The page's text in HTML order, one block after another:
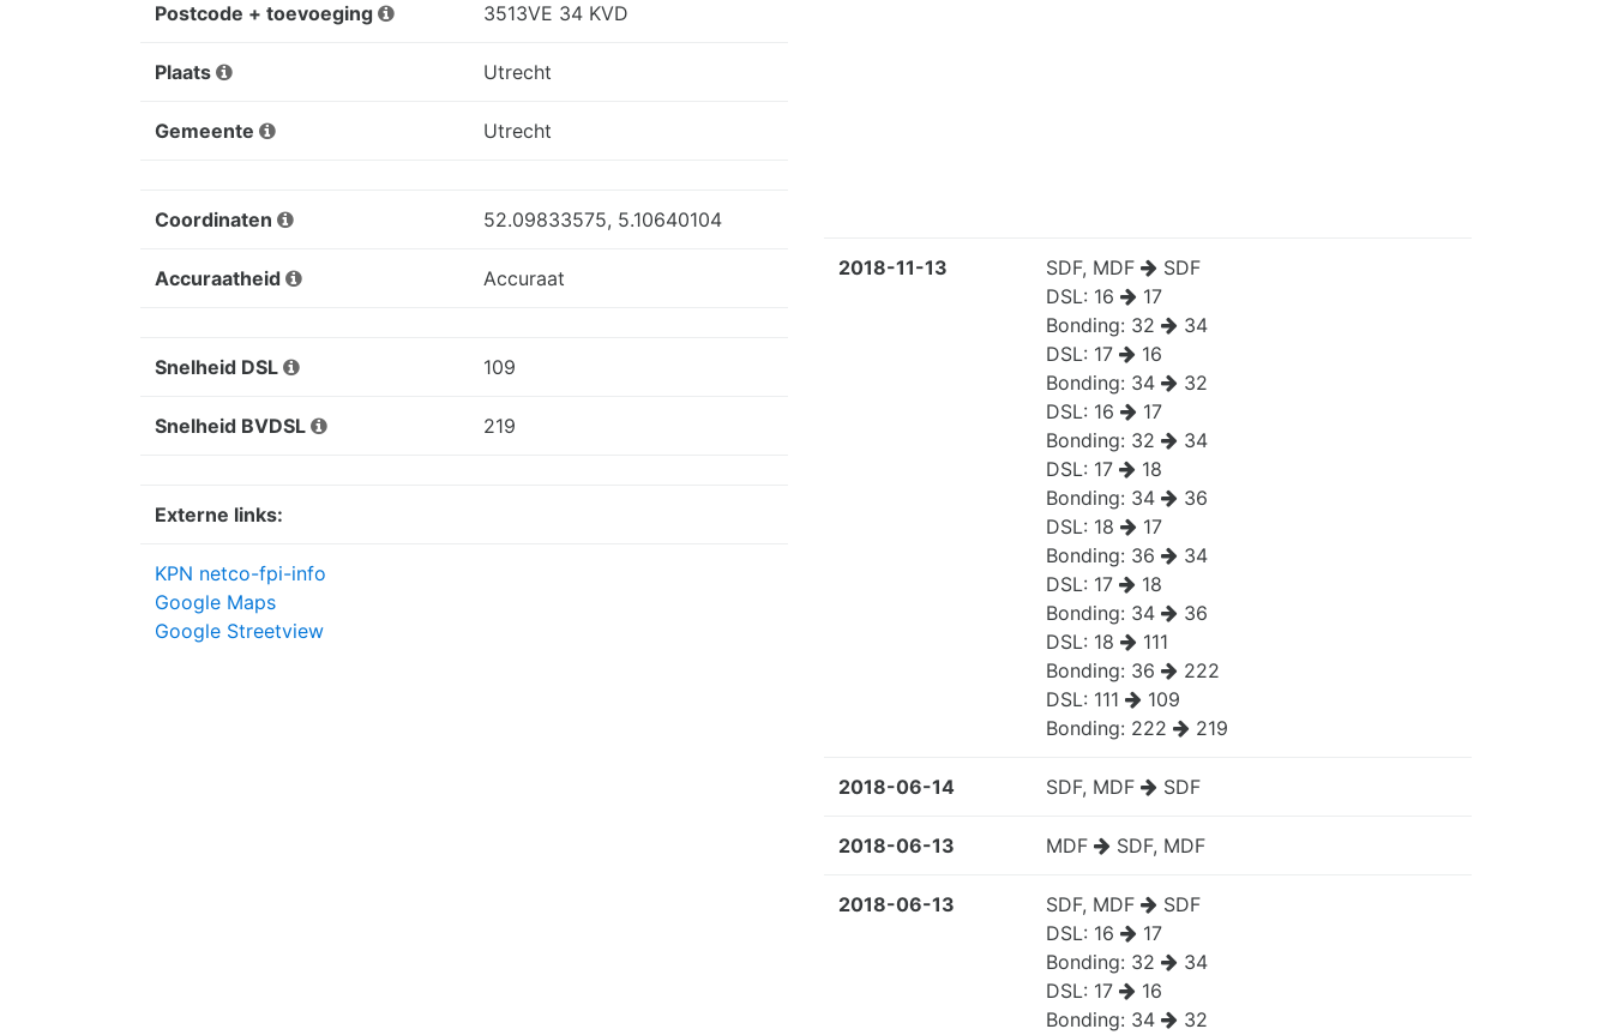
Postcode + toevoeging 3513VE 34 KVD
Plaats Utrecht
Gemeente Utrecht
Coordinaten 52.09833575, 5.10640104
Accuraatheid Accuraat
Snelheid DSL 109
Snelheid BVDSL 219
Externe links:
KPN netco-fpi-info
Google Maps
Google Streetview
2018-11-13 SDF, MDF
SDF
DSL: 16
17
Bonding: 32
34
DSL: 17
16
Bonding: 34
32
DSL: 16
17
Bonding: 32
34
DSL: 17
18
Bonding: 34
36
DSL: 18
17
Bonding: 36
34
DSL: 17
18
Bonding: 34
36
DSL: 18
111
Bonding: 36
222
DSL: 111
109
Bonding: 222 219
2018-06-14 SDF, MDF SDF
2018-06-13 MDF SDF, MDF
2018-06-13 SDF, MDF
SDF
DSL: 16
17
Bonding: 32
34
DSL: 17
16
Bonding: 34
32